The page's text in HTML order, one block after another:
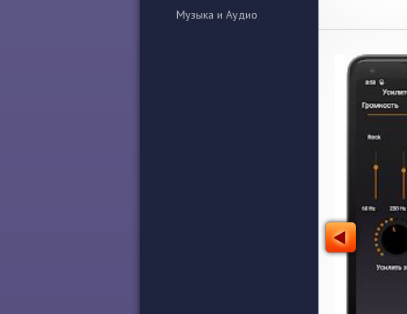
Музыка и Аудио